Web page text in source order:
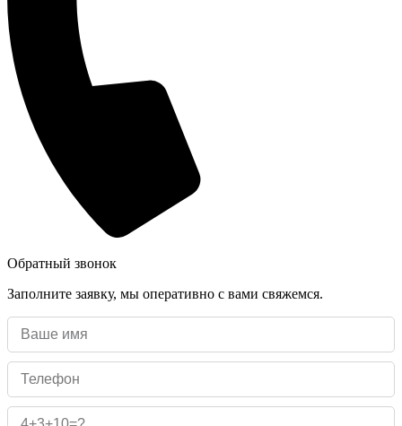
Обратный звонок
Заполните заявку, мы оперативно с вами свяжемся.